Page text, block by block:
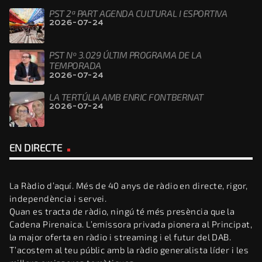
PST 2ª PART AGENDA CULTURAL I ESPORTIVA
2026-07-24
PST Nº 3.029 ÚLTIM PROGRAMA DE LA
TEMPORADA
2026-07-24
LA TERTÚLIA AMB ENRIC FONTBERNAT
2026-07-24
EN DIRECTE
La Ràdio d’aquí. Més de 40 anys de ràdio en directe, rigor,
independència i servei.
Quan es tracta de ràdio, ningú té més presència que la
Cadena Pirenaica. L’emissora privada pionera al Principat,
la major oferta en ràdio i streaming i el futur del DAB.
T’acostem al teu públic amb la ràdio generalista líder i les